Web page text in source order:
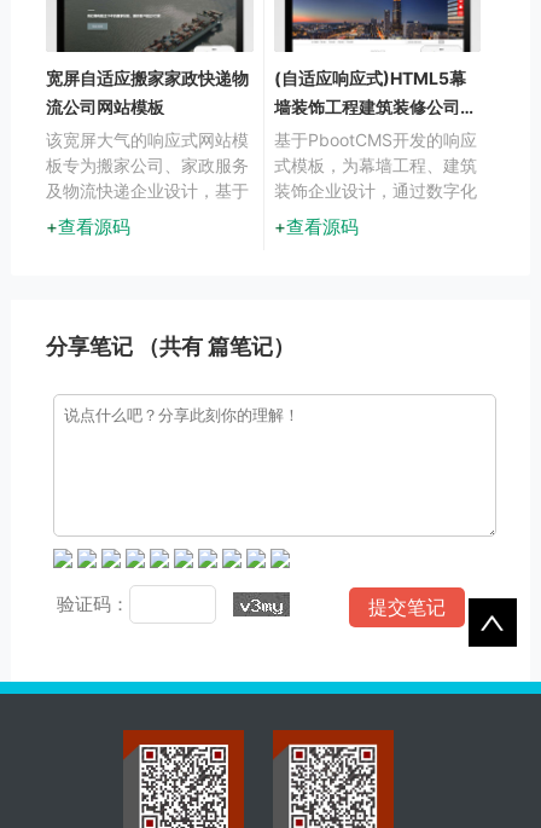
宽屏自适应搬家家政快递物
流公司网站模板
该宽屏大气的响应式网站模
板专为搬家公司、家政服务
及物流快递企业设计，基于
PbootCMS内核开发，通过
自适应布局确保手机、PC
查看源码
(自适应响应式)HTML5幕
墙装饰工程建筑装修公司
pbootcms模板下载
基于PbootCMS开发的响应
式模板，为幕墙工程、建筑
装饰企业设计，通过数字化
展示提升企业专业形象与项
目展示能力。结构化数据标
述
查看源码
分享笔记 （共有篇笔记）
验证码：